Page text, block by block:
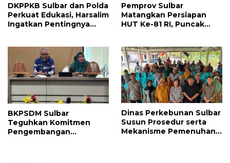
DKPPKB Sulbar dan Polda
Perkuat Edukasi, Harsalim
Ingatkan Pentingnya
Pemprov Sulbar
Matangkan Persiapan
HUT Ke-81 RI, Puncak
BKPSDM Sulbar
Teguhkan Komitmen
Pengembangan
Dinas Perkebunan Sulbar
Susun Prosedur serta
Mekanisme Pemenuhan